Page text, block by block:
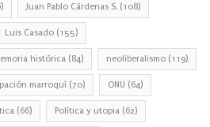
Juan Pablo Cárdenas S. (108)
Luis Casado (155)
histórica (84) neoliberalismo (119)
marroquí (70) ONU (64)
(66) Política y utopia (62)